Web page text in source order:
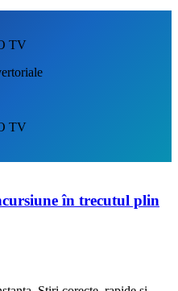
TV
TV
în trecutul plin